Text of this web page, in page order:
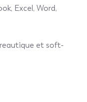
Excel, Word,
et soft-